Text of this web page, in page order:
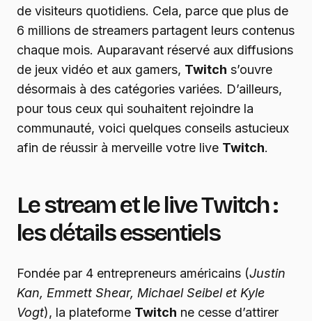
de visiteurs quotidiens. Cela, parce que plus de
6 millions de streamers partagent leurs contenus
chaque mois. Auparavant réservé aux diffusions
de jeux vidéo et aux gamers, Twitch s’ouvre
désormais à des catégories variées. D’ailleurs,
pour tous ceux qui souhaitent rejoindre la
communauté, voici quelques conseils astucieux
afin de réussir à merveille votre live Twitch.
Le stream et le live Twitch :
les détails essentiels
Fondée par 4 entrepreneurs américains (Justin
Kan, Emmett Shear, Michael Seibel et Kyle
Vogt), la plateforme Twitch ne cesse d’attirer